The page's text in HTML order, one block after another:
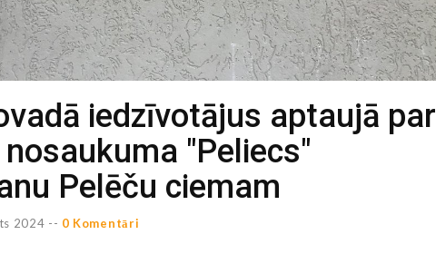
iedzīvotājus aptaujā par
"Peliecs"
Pelēču ciemam
2024 -- 0 Komentāri